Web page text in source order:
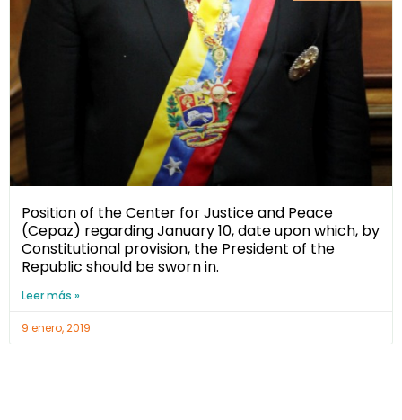
Position of the Center for Justice and Peace
(Cepaz) regarding January 10, date upon which, by
Constitutional provision, the President of the
Republic should be sworn in.
Leer más »
9 enero, 2019